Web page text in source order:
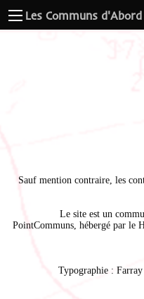
Les Communs d'Abord
Sauf mention contraire, les
Le site est un
PointCommuns , hébergé par le
Typographie :